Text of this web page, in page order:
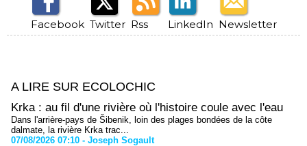
Facebook Twitter Rss LinkedIn Newsletter
A LIRE SUR ECOLOCHIC
Krka : au fil d'une rivière où l'histoire coule avec l'eau
Dans l'arrière-pays de Šibenik, loin des plages bondées de la côte
dalmate, la rivière Krka trac...
07/08/2026 07:10 - Joseph Sogault